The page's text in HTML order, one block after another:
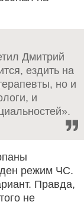
Дмитрий
ездить на
но и
и
режим ЧС.
Правда,
не